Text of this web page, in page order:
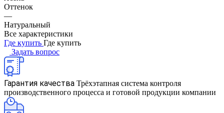
Оттенок
—
Натуральный
Все характеристики
Где купить Где купить
Задать вопрос
Гарантия качества Трёхэтапная система контроля
производственного процесса и готовой продукции компании